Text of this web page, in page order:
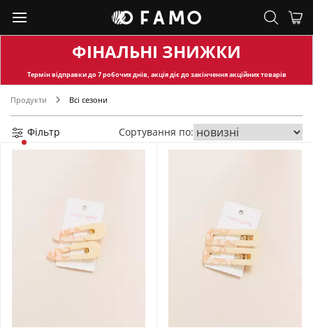
ФІНАЛЬНІ ЗНИЖКИ
Термін відправкидо 7 робочих днів, акція діє до закінчення акційних товарів
Продукти Всі сезони
Фільтр Сортування по: